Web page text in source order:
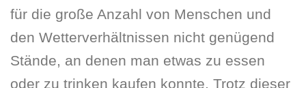
für die große Anzahl von Menschen und
den Wetterverhältnissen nicht genügend
Stände, an denen man etwas zu essen
oder zu trinken kaufen konnte. Trotz dieser